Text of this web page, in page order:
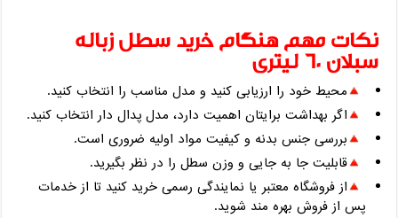
نکات مهم هنگام خرید سطل زباله
سبلان 60 لیتری
محیط خود را ارزیابی کنید و مدل مناسب را انتخاب کنید.
اگر بهداشت برایتان اهمیت دارد، مدل پدال دار انتخاب کنید.
بررسی جنس بدنه و کیفیت مواد اولیه ضروری است.
قابلیت جا ‌به‌ جایی و وزن سطل را در نظر بگیرید.
از فروشگاه معتبر یا نمایندگی رسمی خرید کنید تا از خدمات
پس از فروش بهره‌ مند شوید.